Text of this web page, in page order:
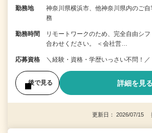
勤務地
神奈川県横浜市、他神奈川県内のご
務
勤務時間
リモートワークのため、完全自由シ
合わせください。 ＜会社営…
応募資格 ＼経験・資格・学歴いっさい不問！／
後で見る 詳細を見る
更新日： 2026/07/15